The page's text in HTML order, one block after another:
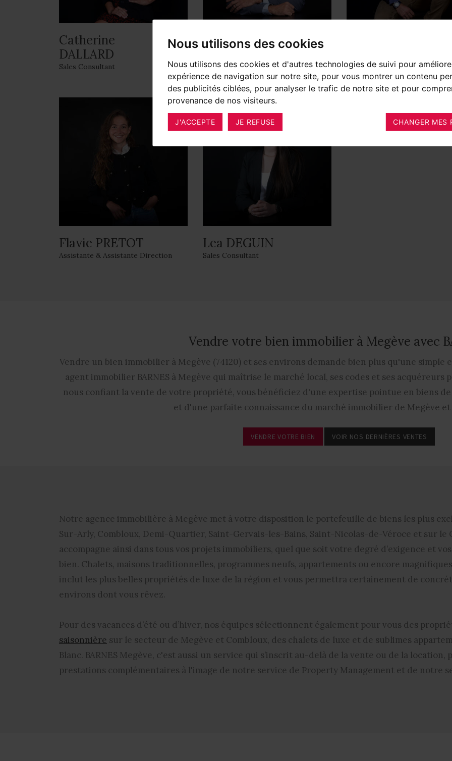
Nous utilisons des cookies
Nous utilisons des cookies et d'autres technologies de suivi pour
expérience de navigation sur notre site, pour vous montrer un contenu
des publicités ciblées, pour analyser le trafic de notre site et pour
provenance de nos visiteurs.
J'ACCEPTE JE REFUSE CHANGER MES
Catherine
DALLARD
Sales Consultant
Gaël LOMBARD
Flavie PRETOT
Assistante & Assistante Direction
Lea DEGUIN
Sales Consultant
Vendre votre bien immobilier à Megève avec
Vendre un bien immobilier à Megève (74120) et ses environs demande bien plus qu'une simple
agent immobilier BARNES à Megève qui maîtrise le marché local, ses codes et ses
nous confiant la vente de votre propriété, vous bénéficiez d'une expertise pointue en biens
et d'une parfaite connaissance du marché immobilier de Megève et
VENDRE VOTRE BIEN VOIR NOS DERNIÈRES VENTES
Notre agence immobilière à Megève met à votre disposition le portefeuille de biens les plus
Sur-Arly, Combloux, Demi-Quartier, Saint-Gervais-les-Bains, Saint-Nicolas-de-Véroce et sur le
accompagne ainsi dans tous vos projets immobiliers, quel que soit votre degré d’exigence et
bien. Chalets, maisons traditionnelles, programmes neufs, appartements ou encore
inclut les plus belles propriétés de luxe de la région et vous permettra certainement de
environs dont vous rêvez.
Pour des vacances d’été ou d’hiver, nos équipes sélectionnent également pour vous des
saisonnière sur le secteur de Megève et Combloux, des chalets de luxe et de sublimes
Blanc. BARNES Megève, c'est aussi un service qui s’inscrit au-delà de la vente ou de la location,
prestations complémentaires à l'image de notre service de Property Management et de notre